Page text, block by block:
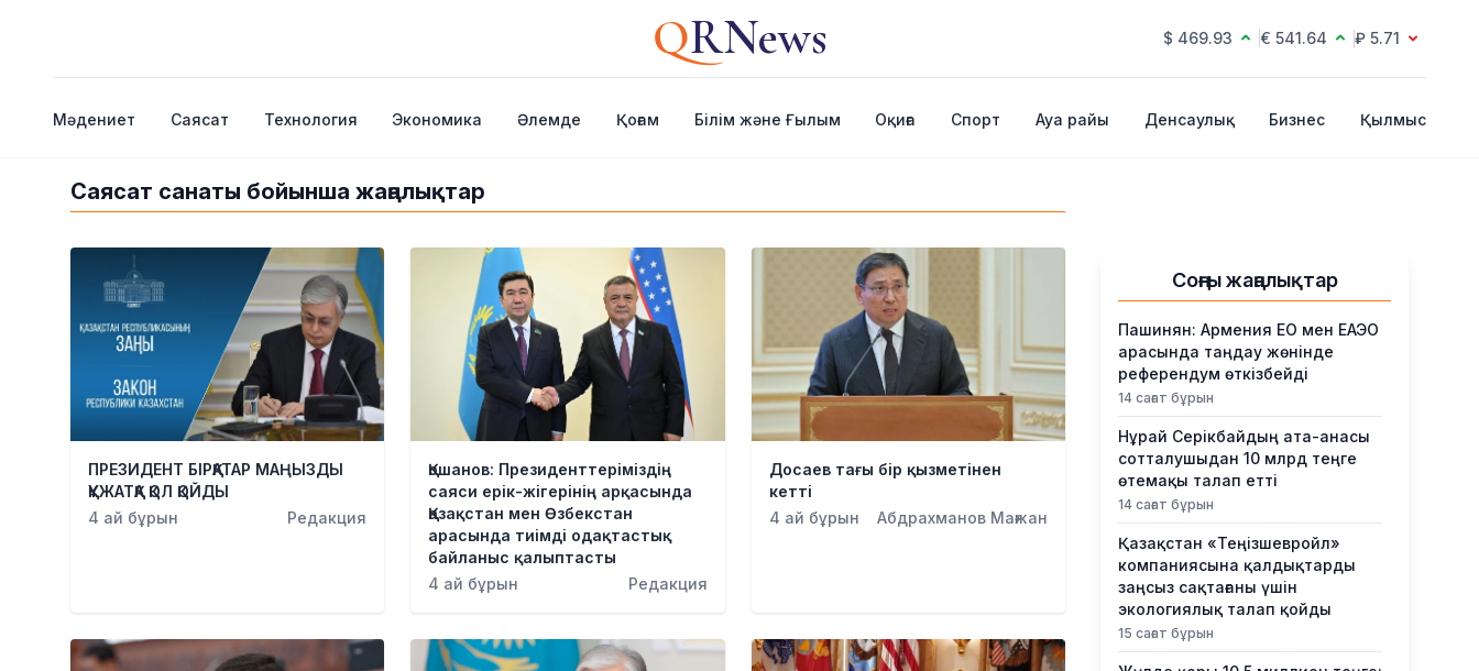
QRNews $ 469.93 € 541.64 ₽ 5.71
Мәдениет Саясат Технология Экономика Әлемде Қоғам Білім және Ғылым Оқиға Спорт Ауа райы Денсаулық Бизнес Қылмыс
Саясат санаты бойынша жаңалықтар
ПРЕЗИДЕНТ БІРҚАТАР МАҢЫЗДЫ
ҚҰЖАТҚА ҚОЛ ҚОЙДЫ
4 ай бұрын
Редакция
Қошанов: Президенттеріміздің
саяси ерік-жігерінің арқасында
Қазақстан мен Өзбекстан
арасында тиімді одақтастық
байланыс қалыптасты
4 ай бұрын
Редакция
Досаев тағы бір қызметінен
кетті
4 ай бұрын
Абдрахманов Мағжан
Соңғы жаңалықтар
Пашинян: Армения ЕО мен ЕАЭО
арасында таңдау жөнінде
референдум өткізбейді
14 сағат бұрын
Нұрай Серікбайдың ата-анасы
сотталушыдан 10 млрд теңге
өтемақы талап етті
14 сағат бұрын
Қазақстан «Теңізшевройл»
компаниясына қалдықтарды
заңсыз сақтағаны үшін
экологиялық талап қойды
15 сағат бұрын